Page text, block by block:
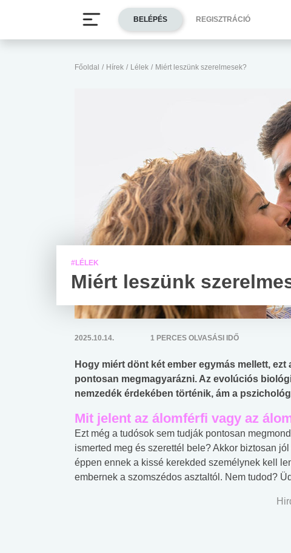
Főoldal / Hírek / Lélek / Miért leszünk szerelmesek?
#LÉLEK
Miért leszünk
2025.10.14. 1 PERCES OLVASÁSI IDŐ
Hogy miért dönt két ember egymás mellett,
pontosan megmagyarázni. Az evolúciós
nemzedék érdekében történik, ám a
Mit jelent az álomférfi vagy az
Ezt még a tudósok sem tudják pontosan
ismerted meg és szerettél bele? Akkor biztosan
éppen ennek a kissé kerekded személynek kell
embernek a szomszédos asztaltól. Nem tudod?
BELÉPÉS REGISZTRÁCIÓ